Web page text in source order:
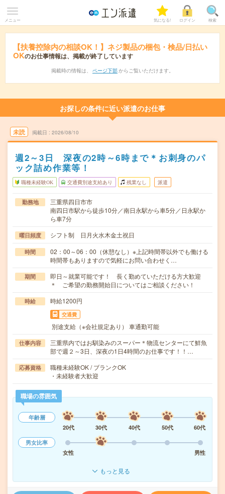
メニュー 気になる! ログイン 検索
【扶養控除内の相談OK！】ネジ製品の梱包・検品/日払い
OKのお仕事情報は、掲載が終了しています
掲載時の情報は、 ページ下部 からご覧いただけます。
お探しの条件に近い派遣のお仕事
未読 掲載日 2026/08/10
週2～3日 深夜の2時～6時まで＊お刺身のパ
ック詰め作業等！
職種未経験OK 交通費別途支給あり 残業なし 派遣
勤務地
三重県四日市市
南四日市駅から徒歩10分／南日永駅から車5分／日永駅か
ら車7分
曜日頻度 シフト制 日月火水木金土祝日
時間
02：00～06：00（休憩なし）※上記時間帯以外でも働ける
時間帯もありますので気軽にお問い合わせく…
期間
即日～就業可能です！ 長く勤めていただける方大歓迎
＊ ご希望の勤務開始日についてはご相談ください！
時給 時給1200円
交通費
別途支給（※会社規定あり） 車通勤可能
仕事内容
三重県内ではお馴染みのスーパー＊物流センターにて鮮魚
部で週２～3日、深夜の1日4時間のお仕事です！！…
応募資格
職種未経験OK / ブランクOK
・未経験者大歓迎
職場の雰囲気
年齢層
20代
30代 40代 50代
60代
男女比率
女性
男性
もっと見る